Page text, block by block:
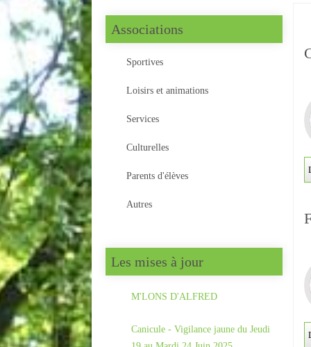
Associations
Sportives
Loisirs et animations
Services
Culturelles
Parents d'élèves
Autres
Les mises à jour
M'LONS D'ALFRED
Canicule - Vigilance jaune du Jeudi